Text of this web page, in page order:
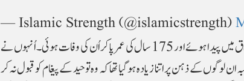
— Islamic Strength (@islamicstrength)
ہاجرہ کے شوہر حضرت ابراہیم بن آزر تقریباً ساڑھے چار ہزار سال پہلے عراق میں پیدا ہوئے اور 175 سال کی عمر پا کر اُن کی وفات ہوئی۔ اُنہوں نے
کے ذہن پر اتنا زیادہ ہوگیا تھا کہ وہ توحید کے پیغام کو قبول نہ کر